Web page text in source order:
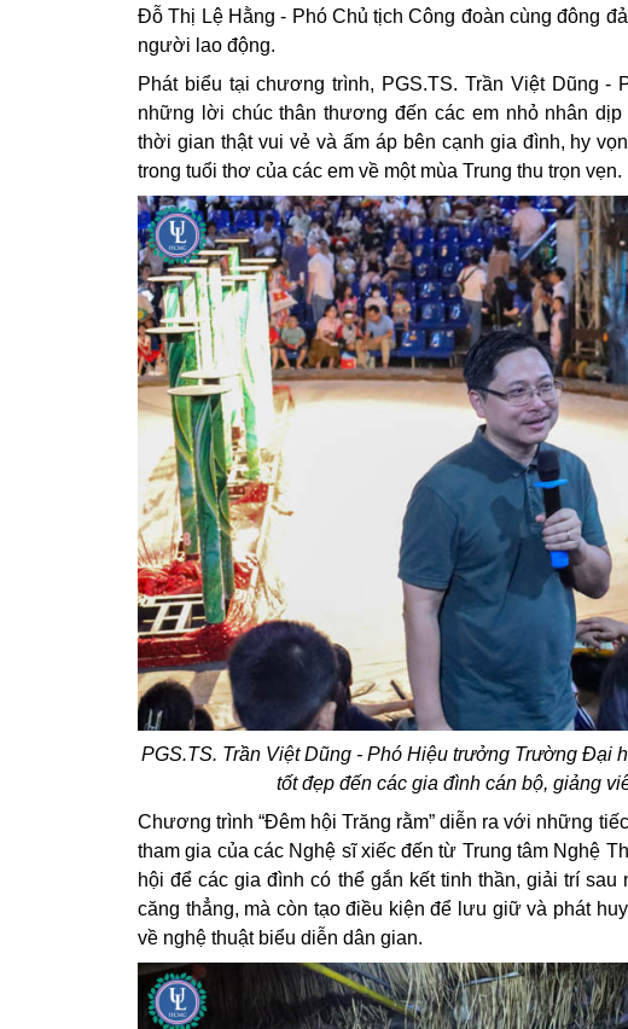
Đỗ Thị Lệ Hằng - Phó Chủ tịch Công đoàn cùng đông
người lao động.
Phát biểu tại chương trình, PGS.TS. Trần Việt Dũng
những lời chúc thân thương đến các em nhỏ nhân dịp
thời gian thật vui vẻ và ấm áp bên cạnh gia đình, hy
trong tuổi thơ của các em về một mùa Trung thu trọn vẹn.
PGS.TS. Trần Việt Dũng - Phó Hiệu trưởng Trường Đại
tốt đẹp đến các gia đình cán bộ, giảng
Chương trình “Đêm hội Trăng rằm” diễn ra với những
tham gia của các Nghệ sĩ xiếc đến từ Trung tâm Nghệ
hội để các gia đình có thể gắn kết tinh thần, giải trí
căng thẳng, mà còn tạo điều kiện để lưu giữ và phát
về nghệ thuật biểu diễn dân gian.